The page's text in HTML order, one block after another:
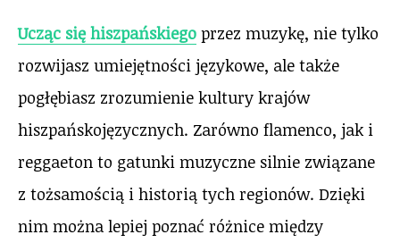
Ucząc się hiszpańskiego przez muzykę, nie tylko
rozwijasz umiejętności językowe, ale także
pogłębiasz zrozumienie kultury krajów
hiszpańskojęzycznych. Zarówno flamenco, jak i
reggaeton to gatunki muzyczne silnie związane
z tożsamością i historią tych regionów. Dzięki
nim można lepiej poznać różnice między